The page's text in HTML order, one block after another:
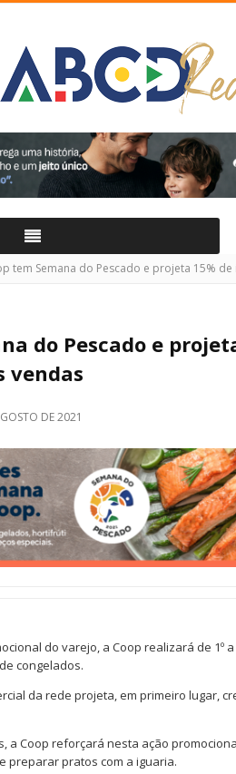
tem Semana do Pescado e projeta 15%
do Pescado e
vendas
DE 2021
do varejo, a Coop realizará de 1º
congelados.
da rede projeta, em primeiro lugar,
a Coop reforçará nesta ação
preparar pratos com a iguaria.